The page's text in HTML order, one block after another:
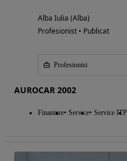
Alba Iulia (Alba)
Profesionist • Publicat
Profesionist
AUROCAR 2002
Finantare Service Service ITP